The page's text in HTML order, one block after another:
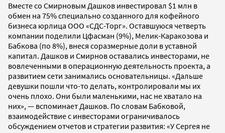
Вместе со Смирновым Дашков инвестировал $1 млн в
обмен на 75% специально созданного для кофейного
бизнеса юрлица ООО «СДС-Торг». Оставшуюся четверть
компании поделили Цфасман (9%), Мелик-Каракозова и
Бабкова (по 8%), внеся соразмерные доли в уставной
капитал. Дашков и Смирнов оставались инвесторами, не
вовлеченными в операционную деятельность проекта, а
развитием сети занимались основательницы. «Дальше
девушки пошли что-то делать, контролировали мы их
очень плохо. Они были маленькими, нас не хватало на
них»,— вспоминает Дашков. По словам Бабковой,
взаимодействие с инвесторами ограничивалось
обсуждением отчетов и стратегии развития: «У Сергея не